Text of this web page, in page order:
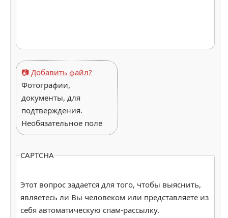
📷 Добавить файл?
Фотографии,
документы, для
подтверждения.
Необязательное поле
CAPTCHA
Этот вопрос задается для того, чтобы выяснить,
являетесь ли Вы человеком или представляете из
себя автоматическую спам-рассылку.